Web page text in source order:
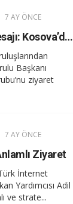
7 AY ÖNCE
Medyada Ortak Gelecek Mesajı: Kosova’dan İstanbul Medya Grubu’na Kardeşlik Ziyareti
Başkanı
ziyaret
7 AY ÖNCE
Ziyaret
İnternet
Yardımcısı Adil
ve strate...